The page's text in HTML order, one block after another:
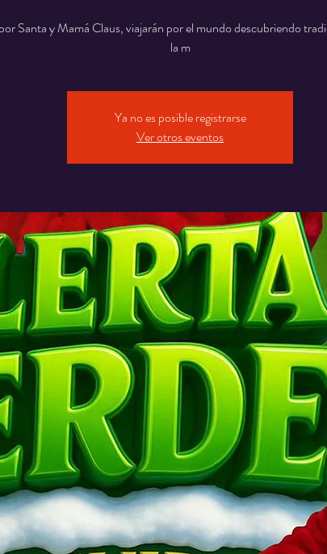
Santa y Mamá Claus, viajarán por el mundo descubriendo
la m
Ya no es posible registrarse
Ver otros eventos